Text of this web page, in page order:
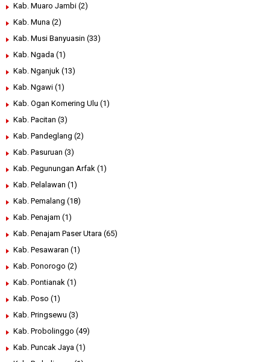
Kab. Muaro Jambi (2)
Kab. Muna (2)
Kab. Musi Banyuasin (33)
Kab. Ngada (1)
Kab. Nganjuk (13)
Kab. Ngawi (1)
Kab. Ogan Komering Ulu (1)
Kab. Pacitan (3)
Kab. Pandeglang (2)
Kab. Pasuruan (3)
Kab. Pegunungan Arfak (1)
Kab. Pelalawan (1)
Kab. Pemalang (18)
Kab. Penajam (1)
Kab. Penajam Paser Utara (65)
Kab. Pesawaran (1)
Kab. Ponorogo (2)
Kab. Pontianak (1)
Kab. Poso (1)
Kab. Pringsewu (3)
Kab. Probolinggo (49)
Kab. Puncak Jaya (1)